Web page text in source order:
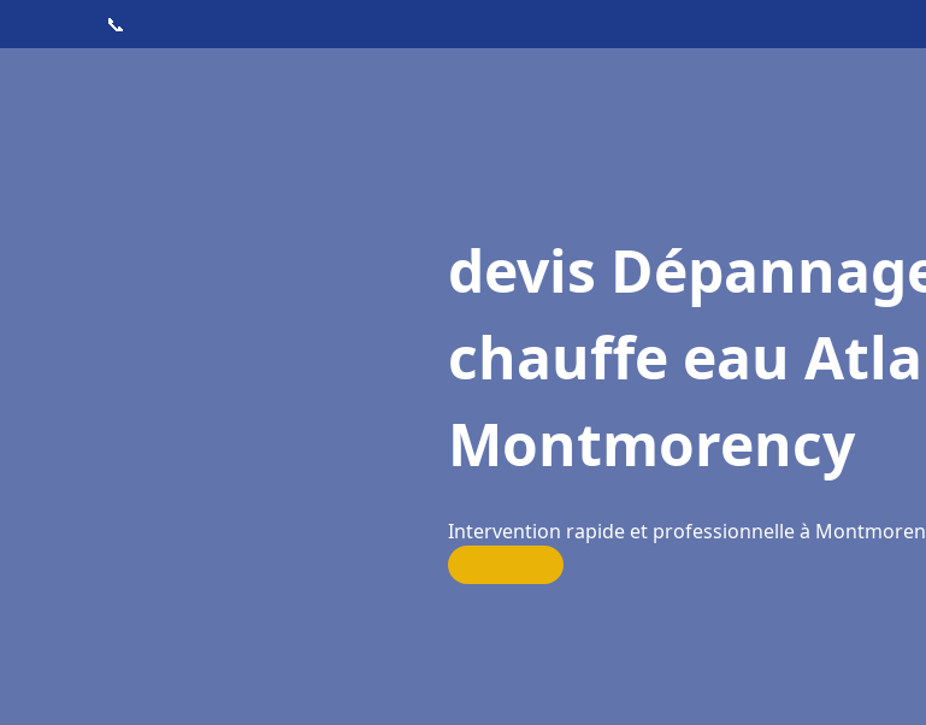
📞
devis
chauffe eau
Montmorency
Intervention rapide et professionnelle à